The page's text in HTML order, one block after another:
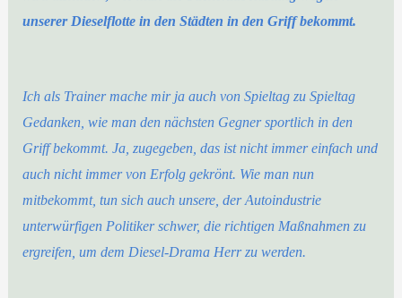
unserer Dieselflotte in den Städten in den Griff bekommt.
Ich als Trainer mache mir ja auch von Spieltag zu Spieltag
Gedanken, wie man den nächsten Gegner sportlich in den
Griff bekommt. Ja, zugegeben, das ist nicht immer einfach und
auch nicht immer von Erfolg gekrönt. Wie man nun
mitbekommt, tun sich auch unsere, der Autoindustrie
unterwürfigen Politiker schwer, die richtigen Maßnahmen zu
ergreifen, um dem Diesel-Drama Herr zu werden.